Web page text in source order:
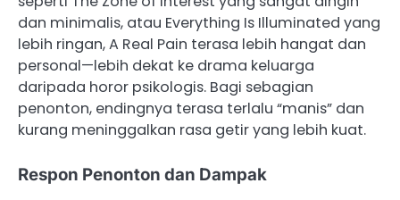
dan minimalis, atau Everything Is Illuminated yang
lebih ringan, A Real Pain terasa lebih hangat dan
personal—lebih dekat ke drama keluarga
daripada horor psikologis. Bagi sebagian
penonton, endingnya terasa terlalu “manis” dan
kurang meninggalkan rasa getir yang lebih kuat.
Respon Penonton dan Dampak